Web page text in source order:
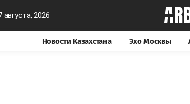
августа, 2026
Новости Казахстана Эхо Москвы